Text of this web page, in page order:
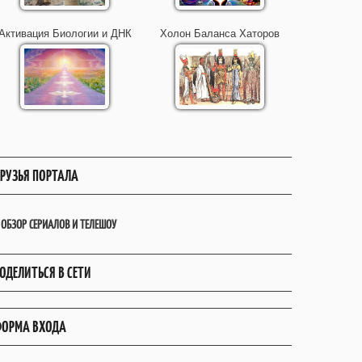
Биологии и ДНК Холон Баланса Хаторов
ПОРТАЛА
ОБЗОР СЕРИАЛОВ И ТЕЛЕШОУ
В СЕТИ
ВХОДА